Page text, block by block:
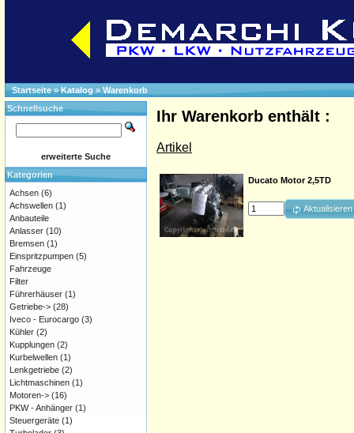
Startseite»Katalog » Warenkorb
Ihr Warenkorb enthält :
Artikel
Ducato Motor 2,5TD
Aktualisieren
Schnellsuche
erweiterte Suche
Kategorien
Achsen (6)
Achswellen (1)
Anbauteile
Anlasser (10)
Bremsen (1)
Einspritzpumpen (5)
Fahrzeuge
Filter
Führerhäuser (1)
Getriebe-> (28)
Iveco - Eurocargo (3)
Kühler (2)
Kupplungen (2)
Kurbelwellen (1)
Lenkgetriebe (2)
Lichtmaschinen (1)
Motoren-> (16)
PKW - Anhänger (1)
Steuergeräte (1)